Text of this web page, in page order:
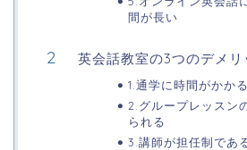
間が長い
英会話教室の3つのデメリ
1.通学に時間がかかる
2.グループレッスン
られる
3.講師が担任制であ